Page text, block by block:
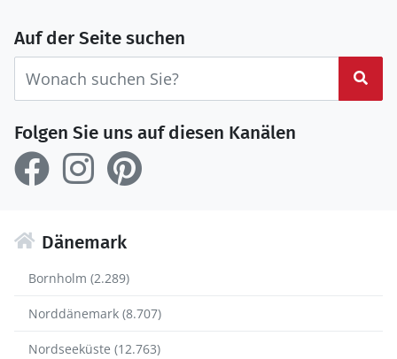
Auf der Seite suchen
Folgen Sie uns auf diesen Kanälen
Dänemark
Bornholm (2.289)
Norddänemark (8.707)
Nordseeküste (12.763)